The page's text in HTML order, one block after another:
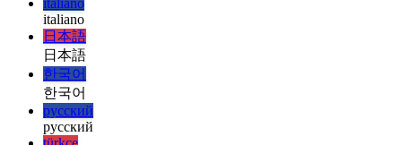
हिन्दी
magyar
magyar
italiano
italiano
日本語
日本語
한국어